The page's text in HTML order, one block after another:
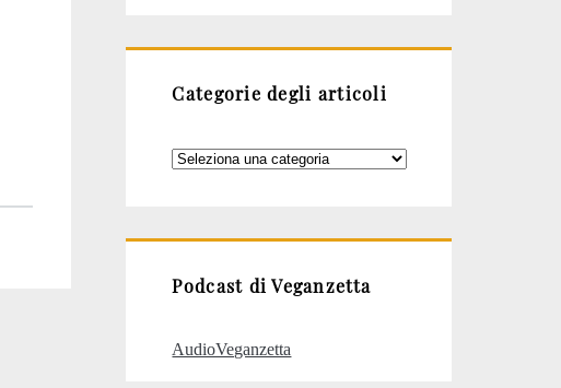
Categorie degli articoli
Categorie
Podcast di Veganzetta
AudioVeganzetta